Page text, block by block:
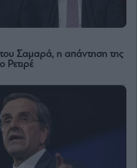
Σαμαρά, η απάντηση της
Ρετιρέ